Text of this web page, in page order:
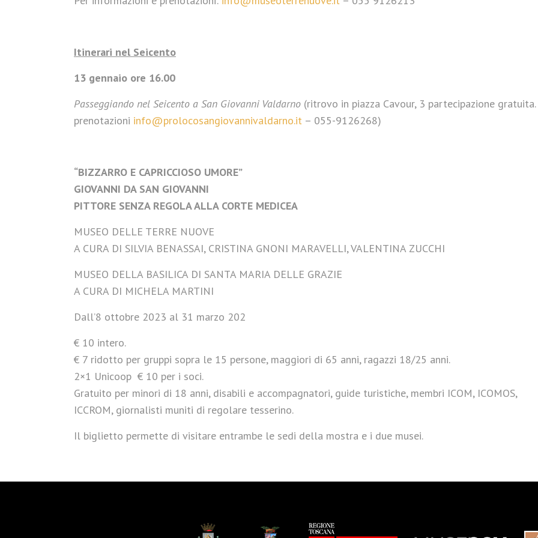
Itinerari nel Seicento
13 gennaio ore 16.00
Passeggiando nel Seicento a San Giovanni Valdarno (ritrovo in piazza Cavour, 3 partecipazione gratuita.
prenotazioni info@prolocosangiovannivaldarno.it – 055-9126268)
“BIZZARRO E CAPRICCIOSO UMORE”
GIOVANNI DA SAN GIOVANNI
PITTORE SENZA REGOLA ALLA CORTE MEDICEA
MUSEO DELLE TERRE NUOVE
A CURA DI SILVIA BENASSAI, CRISTINA GNONI MARAVELLI, VALENTINA ZUCCHI
MUSEO DELLA BASILICA DI SANTA MARIA DELLE GRAZIE
A CURA DI MICHELA MARTINI
Dall’8 ottobre 2023 al 31 marzo 202
€ 10 intero.
€ 7 ridotto per gruppi sopra le 15 persone, maggiori di 65 anni, ragazzi 18/25 anni.
2×1 Unicoop € 10 per i soci.
Gratuito per minori di 18 anni, disabili e accompagnatori, guide turistiche, membri ICOM, ICOMOS,
ICCROM, giornalisti muniti di regolare tesserino.
Il biglietto permette di visitare entrambe le sedi della mostra e i due musei.